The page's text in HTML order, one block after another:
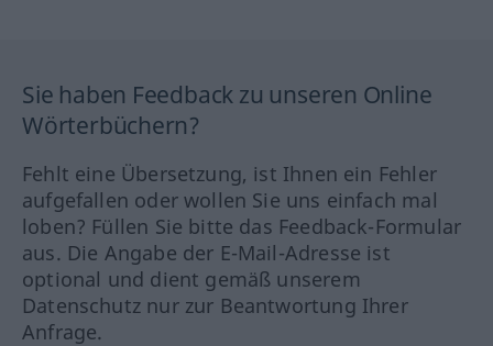
Sie haben Feedback zu unseren Online
Wörterbüchern?
Fehlt eine Übersetzung, ist Ihnen ein Fehler
aufgefallen oder wollen Sie uns einfach mal
loben? Füllen Sie bitte das Feedback-Formular
aus. Die Angabe der E-Mail-Adresse ist
optional und dient gemäß unserem
Datenschutz nur zur Beantwortung Ihrer
Anfrage.